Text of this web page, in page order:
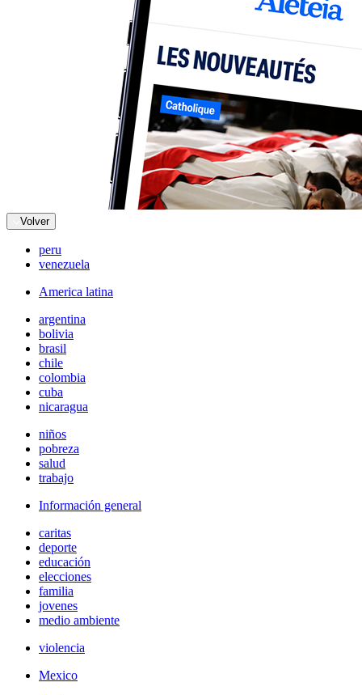
Volver
peru
venezuela
America latina
argentina
bolivia
brasil
chile
colombia
cuba
nicaragua
niños
pobreza
salud
trabajo
Información general
caritas
deporte
educación
elecciones
familia
jovenes
medio ambiente
violencia
Mexico